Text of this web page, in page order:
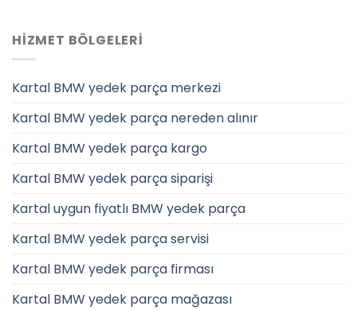
HIZMET BÖLGELERI
Kartal BMW yedek parça merkezi
Kartal BMW yedek parça nereden alınır
Kartal BMW yedek parça kargo
Kartal BMW yedek parça siparişi
Kartal uygun fiyatlı BMW yedek parça
Kartal BMW yedek parça servisi
Kartal BMW yedek parça firması
Kartal BMW yedek parça mağazası